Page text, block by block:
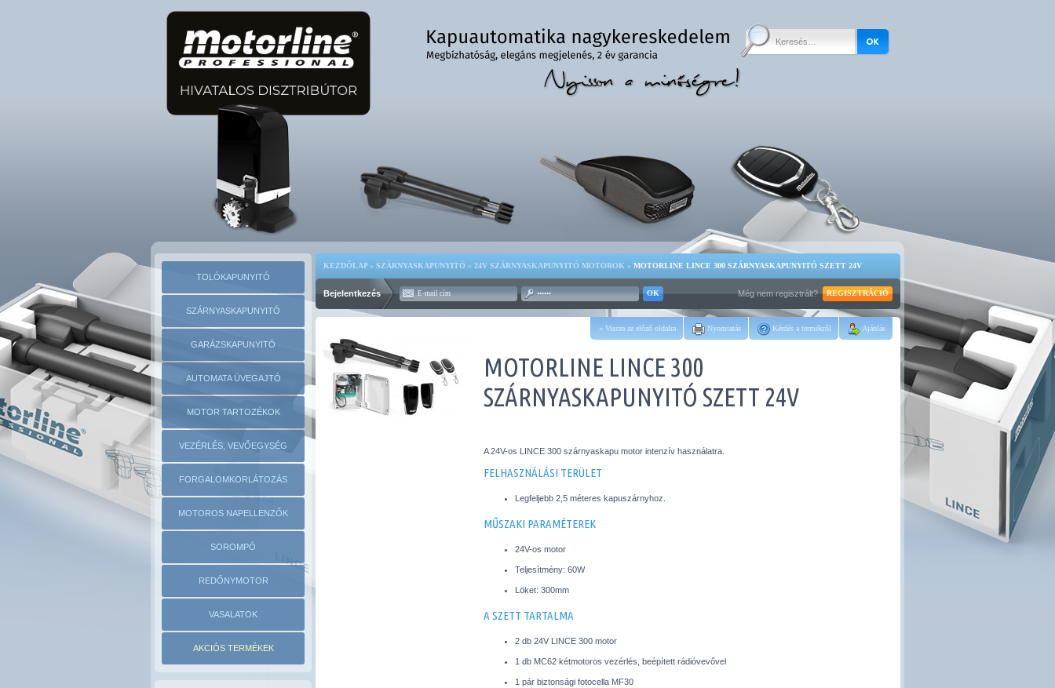
TOLÓKAPUNYITÓ
SZÁRNYASKAPUNYITÓ
GARÁZSKAPUNYITÓ
AUTOMATA ÜVEGAJTÓ
MOTOR TARTOZÉKOK
VEZÉRLÉS, VEVŐEGYSÉG
FORGALOMKORLÁTOZÁS
MOTOROS NAPELLENZŐK
SOROMPÓ
REDŐNYMOTOR
VASALATOK
AKCIÓS TERMÉKEK
MOTORLINE LINCE 300
SZÁRNYASKAPUNYITÓ SZETT 24V
A 24V-os LINCE 300 szárnyaskapu motor intenzív használatra.
FELHASZNÁLÁSI TERÜLET
Legfeljebb 2,5 méteres kapuszárnyhoz.
MŰSZAKI PARAMÉTEREK
24V-os motor
Teljesítmény: 60W
Löket: 300mm
A SZETT TARTALMA
2 db 24V LINCE 300 motor
1 db MC62 kétmotoros vezérlés, beépített rádióvevővel
1 pár biztonsági fotocella MF30
« Vissza az előző oldalra Nyomtatás Kérdés a termékről Ajánlás
KEZDŐLAP» SZÁRNYASKAPUNYITÓ » 24V SZÁRNYASKAPUNYITÓ MOTOROK » MOTORLINE LINCE 300 SZÁRNYASKAPUNYITÓ SZETT 24V
Még nem regisztrált? REGISZTRÁCIÓ
Bejelentkezés OK